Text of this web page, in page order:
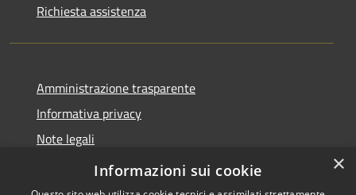
Richiesta assistenza
Amministrazione trasparente
Informativa privacy
Note legali
Dichiarazione di accessibilità
×
Informazioni sui cookie